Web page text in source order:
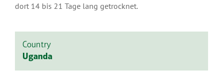
dort 14 bis 21 Tage lang getrocknet.
Country
Uganda